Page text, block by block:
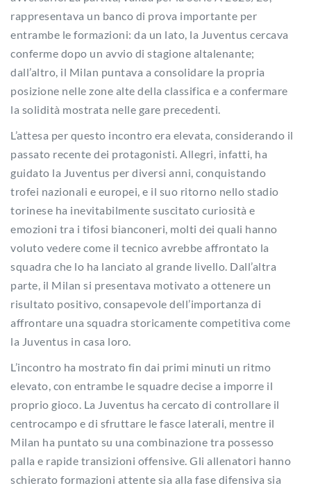
rappresentava un banco di prova importante per
entrambe le formazioni: da un lato, la Juventus cercava
conferme dopo un avvio di stagione altalenante;
dall’altro, il Milan puntava a consolidare la propria
posizione nelle zone alte della classifica e a confermare
la solidità mostrata nelle gare precedenti.
L’attesa per questo incontro era elevata, considerando il
passato recente dei protagonisti. Allegri, infatti, ha
guidato la Juventus per diversi anni, conquistando
trofei nazionali e europei, e il suo ritorno nello stadio
torinese ha inevitabilmente suscitato curiosità e
emozioni tra i tifosi bianconeri, molti dei quali hanno
voluto vedere come il tecnico avrebbe affrontato la
squadra che lo ha lanciato al grande livello. Dall’altra
parte, il Milan si presentava motivato a ottenere un
risultato positivo, consapevole dell’importanza di
affrontare una squadra storicamente competitiva come
la Juventus in casa loro.
L’incontro ha mostrato fin dai primi minuti un ritmo
elevato, con entrambe le squadre decise a imporre il
proprio gioco. La Juventus ha cercato di controllare il
centrocampo e di sfruttare le fasce laterali, mentre il
Milan ha puntato su una combinazione tra possesso
palla e rapide transizioni offensive. Gli allenatori hanno
schierato formazioni attente sia alla fase difensiva sia